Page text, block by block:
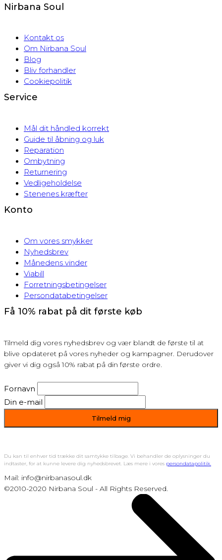
Nirbana Soul
Kontakt os
Om Nirbana Soul
Blog
Bliv forhandler
Cookiepolitik
Service
Mål dit håndled korrekt
Guide til åbning og luk
Reparation
Ombytning
Returnering
Vedligeholdelse
Stenenes kræfter
Konto
Om vores smykker
Nyhedsbrev
Månedens vinder
Viabill
Forretningsbetingelser
Persondatabetingelser
Få 10% rabat på dit første køb
Tilmeld dig vores nyhedsbrev og vær blandt de første til at
blive opdateret på vores nyheder og kampagner. Derudover
giver vi dig også 10% rabat på din første ordre.
Fornavn
Din e-mail
Du kan til enhver tid trække dit samtykke tilbage. Vi behandler de oplysninger du
indtaster, for at kunne levere dig nyhedsbrevet. Læs mere i vores persondatapolitik.
Mail: info@nirbanasoul.dk
©2010-2020 Nirbana Soul - All Rights Reserved.